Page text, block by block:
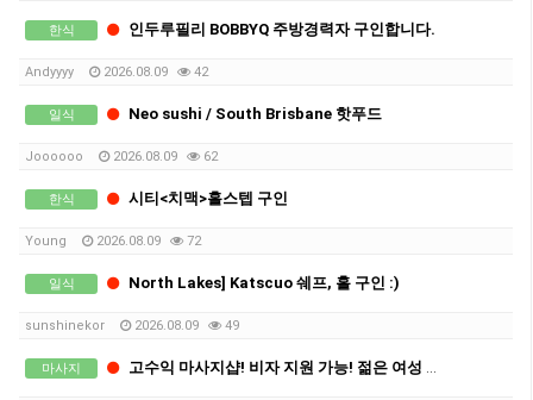
한식 인두루필리 BOBBYQ 주방경력자 구인합니다.
Andyyyy 2026.08.09 42
일식 Neo sushi / South Brisbane 핫푸드
Joooooo 2026.08.09 62
한식 시티<치맥>홀스텝 구인
Young 2026.08.09 72
일식 North Lakes] Katscuo 쉐프, 홀 구인 :)
sunshinekor 2026.08.09 49
마사지 고수익 마사지샵! 비자 지원 가능! 젊은 여성 직원 모집